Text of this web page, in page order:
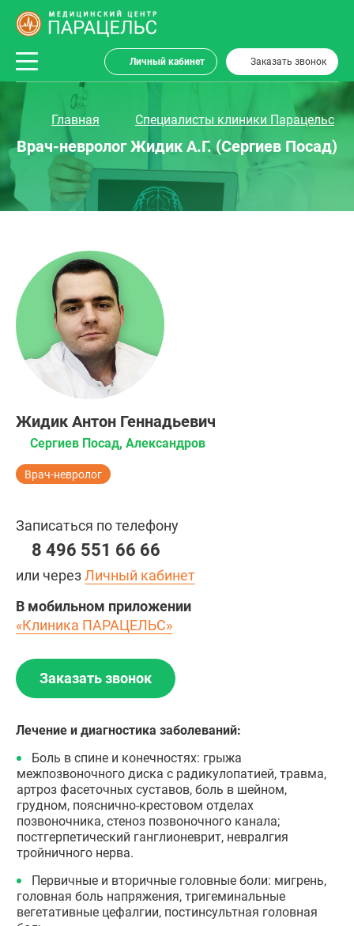
Личный кабинет Заказать звонок
Главная Специалисты клиники Парацельс
Врач-невролог Жидик А.Г. (Сергиев Посад)
Жидик Антон Геннадьевич
Сергиев Посад, Александров
Врач-невролог
Записаться по телефону
8 496 551 66 66
или черезЛичный кабинет
В мобильном приложении
«Клиника ПАРАЦЕЛЬС»
Заказать звонок
Лечение и диагностика заболеваний:
Боль в спине и конечностях: грыжа
межпозвоночного диска с радикулопатией, травма,
артроз фасеточных суставов, боль в шейном,
грудном, пояснично-крестовом отделах
позвоночника, стеноз позвоночного канала;
постгерпетический ганглионеврит, невралгия
тройничного нерва.
Первичные и вторичные головные боли: мигрень,
головная боль напряжения, тригеминальные
вегетативные цефалгии, постинсультная головная